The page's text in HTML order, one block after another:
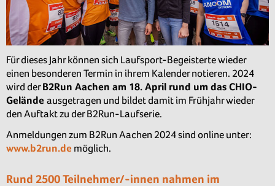
Für dieses Jahr können sich Laufsport-Begeisterte wieder
einen besonderen Termin in ihrem Kalender notieren. 2024
wird derB2Run Aachen am 18. April rund um das CHIO-
Gelände ausgetragen und bildet damit im Frühjahr wieder
den Auftakt zu der B2Run-Laufserie.
Anmeldungen zum B2Run Aachen 2024 sind online unter:
www.b2run.de möglich.
Rund 2500 Teilnehmer/-innen nahmen im